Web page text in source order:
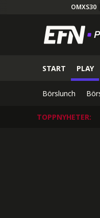
OMXS30
START PLAY
Börslunch
TOPPNYHETER: